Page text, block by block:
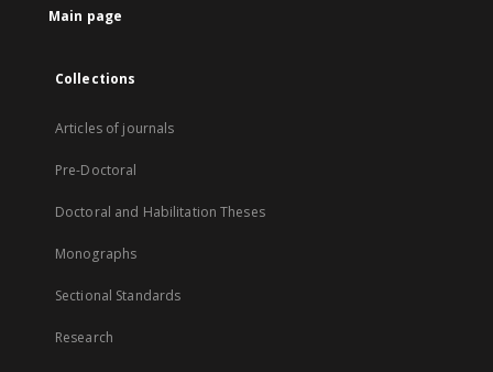
Main page
Collections
Articles of journals
Pre-Doctoral
Doctoral and Habilitation Theses
Monographs
Sectional Standards
Research